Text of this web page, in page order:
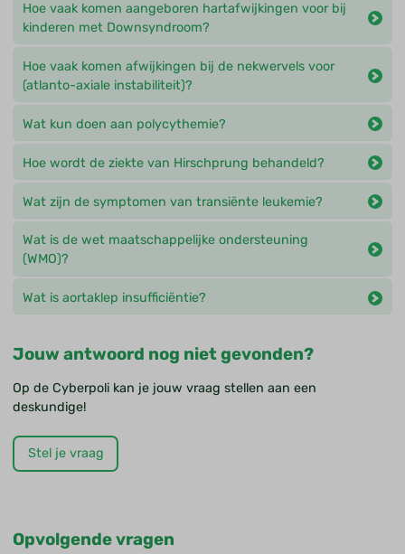
Hoe vaak komen aangeboren hartafwijkingen voor bij
kinderen met Downsyndroom?
Hoe vaak komen afwijkingen bij de nekwervels voor
(atlanto-axiale instabiliteit)?
Wat kun doen aan polycythemie?
Hoe wordt de ziekte van Hirschprung behandeld?
Wat zijn de symptomen van transiënte leukemie?
Wat is de wet maatschappelijke ondersteuning
(WMO)?
Wat is aortaklep insufficiëntie?
Jouw antwoord nog niet gevonden?
Op de Cyberpoli kan je jouw vraag stellen aan een
deskundige!
Stel je vraag
Opvolgende vragen